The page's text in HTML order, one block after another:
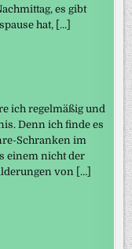
es gibt
hat, […]
ich regelmäßig und
Denn ich finde es
Schranken im
einem nicht der
von […]